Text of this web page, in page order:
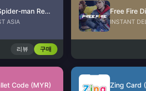
Marvel's Spider-man Remastered PC Version (Steam)
ASIA
리뷰 구매
INSTANT
Code (MYR) Zing Card